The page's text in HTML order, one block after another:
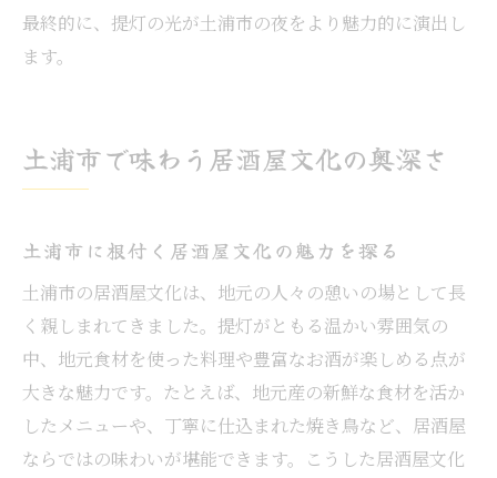
最終的に、提灯の光が土浦市の夜をより魅力的に演出し
ます。
土浦市で味わう居酒屋文化の奥深さ
土浦市に根付く居酒屋文化の魅力を探る
土浦市の居酒屋文化は、地元の人々の憩いの場として長
く親しまれてきました。提灯がともる温かい雰囲気の
中、地元食材を使った料理や豊富なお酒が楽しめる点が
大きな魅力です。たとえば、地元産の新鮮な食材を活か
したメニューや、丁寧に仕込まれた焼き鳥など、居酒屋
ならではの味わいが堪能できます。こうした居酒屋文化